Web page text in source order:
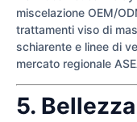
miscelazione OEM/
trattamenti viso di
schiarente e linee di
mercato regionale
5.